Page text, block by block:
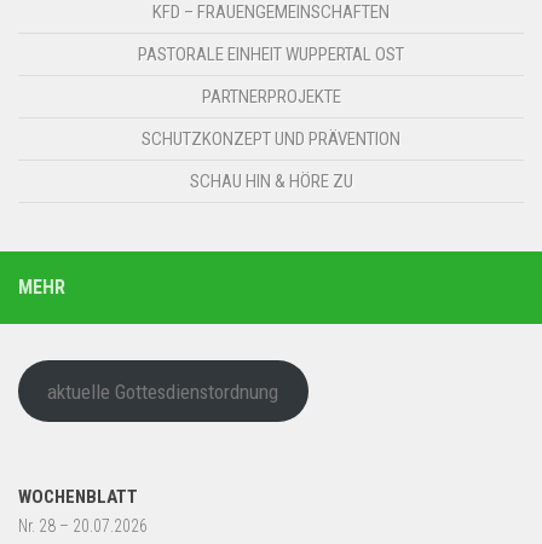
KFD – FRAUENGEMEINSCHAFTEN
PASTORALE EINHEIT WUPPERTAL OST
PARTNERPROJEKTE
SCHUTZKONZEPT UND PRÄVENTION
SCHAU HIN & HÖRE ZU
MEHR
aktuelle Gottesdienstordnung
WOCHENBLATT
Nr. 28 – 20.07.2026